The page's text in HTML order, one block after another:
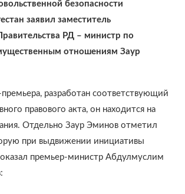
безопасности
заявил заместитель
РД – министр по
отношениям Заур
разработан соответствующий
правового акта, он находится на
Отдельно Заур Эминов отметил
при выдвижении инициативы
премьер-министр Абдулмуслим